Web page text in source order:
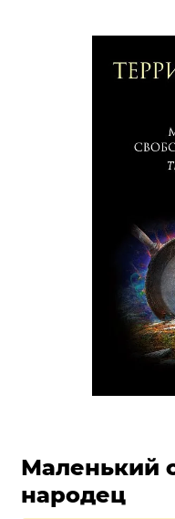
Маленький
народец